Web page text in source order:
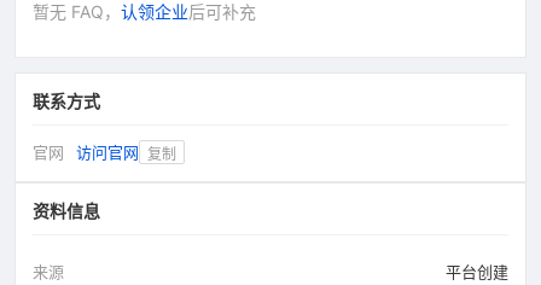
暂无 FAQ， 认领企业后可补充
联系方式
官网 访问官网 复制
资料信息
来源 平台创建